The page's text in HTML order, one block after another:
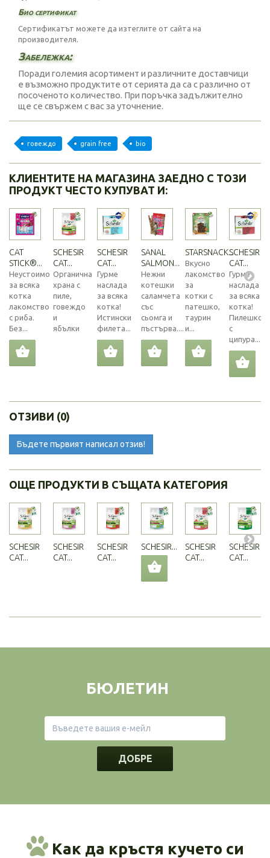
Био сертификат
Сертификатът можете да изтеглите от сайта на
производителя.
Забележка:
Поради големия асортимент и различните доставчици
е възможно продуктите от серията да са с различно от
посоченото количество. При поръчка задължително
ще се свържем с вас за уточнение.
говеждо grain free bio
КЛИЕНТИТЕ НА МАГАЗИНА ЗАЕДНО С ТОЗИ
ПРОДУКТ ЧЕСТО КУПУВАТ И:
CAT
STICK®...
Неустоимо
за всяка
котка
лакомство
с риба.
Без...
SCHESIR
CAT...
Органична
храна с
пиле,
говеждо
и
ябълки
SCHESIR
CAT...
Гурме
наслада
за всяка
котка!
Истински
филета...
SANAL
SALMON...
Нежни
котешки
саламчета
със
сьомга и
пъстърва....
STARSNACK...
Вкусно
лакомство
за
котки с
патешко,
таурин
и...
SCHESIR
CAT...
Гурме
наслада
за всяка
котка!
Пилешко
с
ципура...
ОТЗИВИ (0)
Бъдете първият написал отзив!
ОЩЕ ПРОДУКТИ В СЪЩАТА КАТЕГОРИЯ
SCHESIR
CAT...
SCHESIR
CAT...
SCHESIR
CAT...
SCHESIR...
SCHESIR
CAT...
SCHESIR
CAT...
БЮЛЕТИН
ДОБРЕ
Как да кръстя кучето си